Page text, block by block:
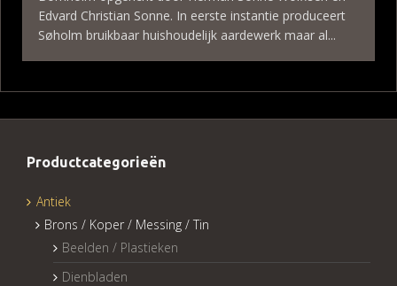
Edvard Christian Sonne. In eerste instantie produceert
Søholm bruikbaar huishoudelijk aardewerk maar al...
Productcategorieën
Antiek
Brons / Koper / Messing / Tin
Beelden / Plastieken
Dienbladen